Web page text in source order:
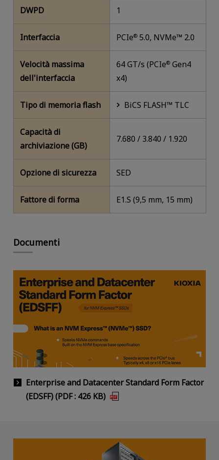
DWPD 1
Interfaccia PCIe® 5.0, NVMe™ 2.0
Velocità massima
dell'interfaccia
64 GT/s (PCIe® Gen4
x4)
Tipo di memoria flash BiCS FLASH™ TLC
Capacità di
archiviazione (GB)
7.680 / 3.840 / 1.920
Opzione di sicurezza SED
Fattore di forma E1.S (9,5 mm, 15 mm)
Documenti
Enterprise and Datacenter Standard Form Factor
(EDSFF) (PDF : 426 KB)